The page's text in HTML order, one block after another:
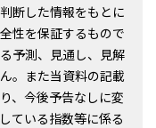
断した情報をもとに
性を保証するもので
予測、見通し、見解
。また当資料の記載
、今後予告なしに変
ている指数等に係る